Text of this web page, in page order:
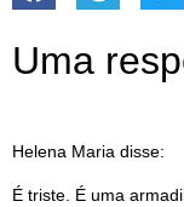
Uma
Helena Maria disse:
É triste. É uma